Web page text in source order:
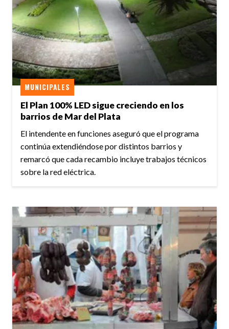
El Plan 100% LED sigue creciendo en los
barrios de Mar del Plata
MUNICIPALES
El intendente en funciones aseguró que el programa
continúa extendiéndose por distintos barrios y
remarcó que cada recambio incluye trabajos técnicos
sobre la red eléctrica.